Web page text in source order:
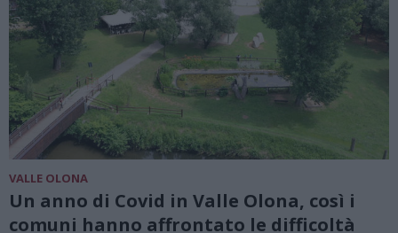
VALLE OLONA
Un anno di Covid in Valle Olona, così i
comuni hanno affrontato le difficoltà